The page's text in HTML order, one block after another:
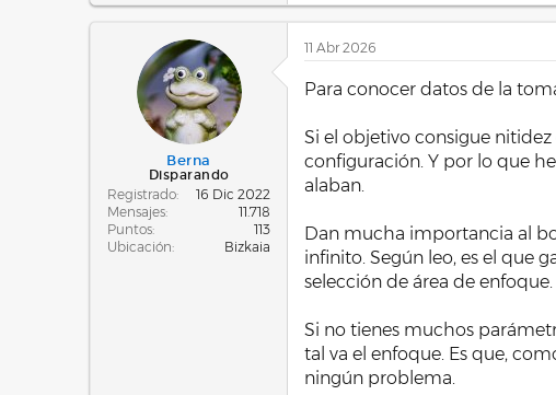
Berna
Disparando
Registrado
16 Dic 2022
Mensajes
11.718
Puntos
113
Ubicación
Bizkaia
11 Abr 2026
Para conocer datos de la
Si el objetivo consigue
configuración. Y por lo que
alaban.
Dan mucha importancia al
infinito. Según leo, es el que
selección de área de enfoque.
Si no tienes muchos
tal va el enfoque. Es que,
ningún problema.